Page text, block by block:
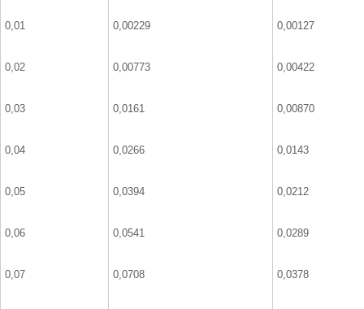
0,01 0,00229 0,00127
0,02 0,00773 0,00422
0,03 0,0161 0,00870
0,04 0,0266 0,0143
0,05 0,0394 0,0212
0,06 0,0541 0,0289
0,07 0,0708 0,0378